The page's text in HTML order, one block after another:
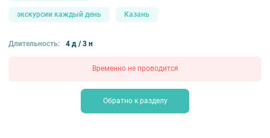
экскурсии каждый день Казань
Длительность: 4 д / 3 н
Временно не проводится
Обратно к разделу